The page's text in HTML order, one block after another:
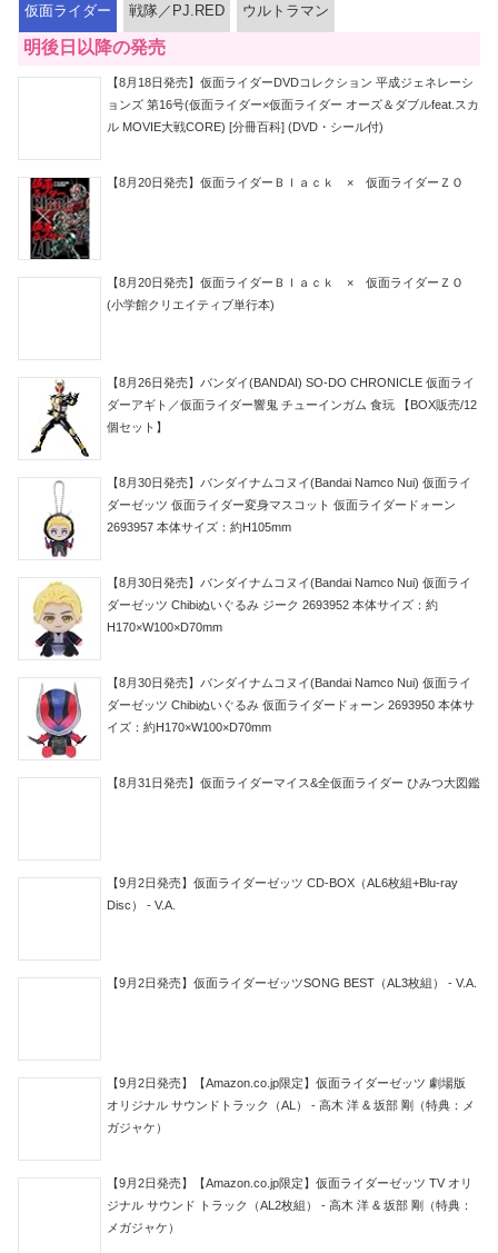
仮面ライダー 戦隊／PJ.RED ウルトラマン
明後日以降の発売
【8月18日発売】仮面ライダーDVDコレクション 平成ジェネレーシ
ョンズ 第16号(仮面ライダー×仮面ライダー オーズ＆ダブルfeat.スカ
ル MOVIE大戦CORE) [分冊百科] (DVD・シール付)
【8月20日発売】仮面ライダーＢｌａｃｋ × 仮面ライダーＺＯ
【8月20日発売】仮面ライダーＢｌａｃｋ × 仮面ライダーＺＯ
(小学館クリエイティブ単行本)
【8月26日発売】バンダイ(BANDAI) SO-DO CHRONICLE 仮面ライ
ダーアギト／仮面ライダー響鬼 チューインガム 食玩 【BOX販売/12
個セット】
【8月30日発売】バンダイナムコヌイ(Bandai Namco Nui) 仮面ライ
ダーゼッツ 仮面ライダー変身マスコット 仮面ライダードォーン
2693957 本体サイズ：約H105mm
【8月30日発売】バンダイナムコヌイ(Bandai Namco Nui) 仮面ライ
ダーゼッツ Chibiぬいぐるみ ジーク 2693952 本体サイズ：約
H170×W100×D70mm
【8月30日発売】バンダイナムコヌイ(Bandai Namco Nui) 仮面ライ
ダーゼッツ Chibiぬいぐるみ 仮面ライダードォーン 2693950 本体サ
イズ：約H170×W100×D70mm
【8月31日発売】仮面ライダーマイス&全仮面ライダー ひみつ大図鑑
【9月2日発売】仮面ライダーゼッツ CD-BOX（AL6枚組+Blu-ray
Disc） - V.A.
【9月2日発売】仮面ライダーゼッツSONG BEST（AL3枚組） - V.A.
【9月2日発売】【Amazon.co.jp限定】仮面ライダーゼッツ 劇場版
オリジナル サウンドトラック（AL） - 高木 洋 & 坂部 剛（特典：メ
ガジャケ）
【9月2日発売】【Amazon.co.jp限定】仮面ライダーゼッツ TV オリ
ジナル サウンド トラック（AL2枚組） - 高木 洋 & 坂部 剛（特典：
メガジャケ）